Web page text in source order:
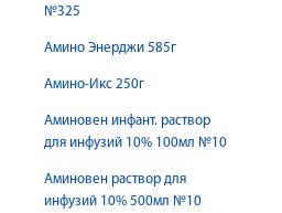
№325
Амино Энерджи 585г
Амино-Икс 250г
Аминовен инфант. раствор
для инфузий 10% 100мл №10
Аминовен раствор для
инфузий 10% 500мл №10